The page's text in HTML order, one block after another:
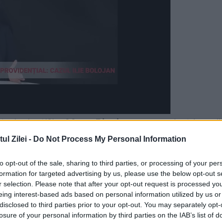
Zilei - Do Not Process My Personal Information
opt-out of the sale, sharing to third parties, or processing of your
for targeted advertising by us, please use the below opt-out
selection. Please note that after your opt-out request is processed
interest-based ads based on personal information utilized by us
to third parties prior to your opt-out. You may separately
of your personal information by third parties on the IAB’s list of
la Justi?ie,Mona Pivnicerua precizat
func?iile de procuror general al
Na?ionale Anticorup?ie, Tiberiu Ni?u ?i,
luni voi trimite la pre?edin?ie cele dou?
”, a spus Pivniceru. Ministrul Justi?iei a ?i
nominaliza?i pentru cele dou? func?ii